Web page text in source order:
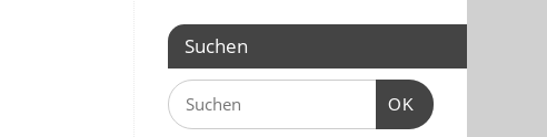
Suchen
OK